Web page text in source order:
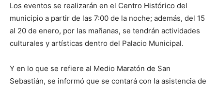
Los eventos se realizarán en el Centro Histórico del
municipio a partir de las 7:00 de la noche; además, del 15
al 20 de enero, por las mañanas, se tendrán actividades
culturales y artísticas dentro del Palacio Municipal.
Y en lo que se refiere al Medio Maratón de San
Sebastián, se informó que se contará con la asistencia de